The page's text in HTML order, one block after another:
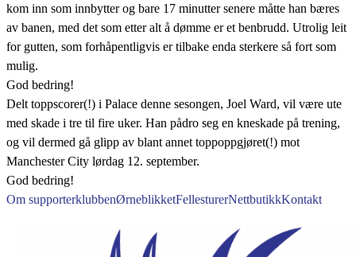
kom inn som innbytter og bare 17 minutter senere måtte han bæres
av banen, med det som etter alt å dømme er et benbrudd. Utrolig leit
for gutten, som forhåpentligvis er tilbake enda sterkere så fort som
mulig.
God bedring!
Delt toppscorer(!) i Palace denne sesongen, Joel Ward, vil være ute
med skade i tre til fire uker. Han pådro seg en kneskade på trening,
og vil dermed gå glipp av blant annet toppoppgjøret(!) mot
Manchester City lørdag 12. september.
God bedring!
Om supporterklubbenØrneblikketFellesturerNettbutikkKontakt